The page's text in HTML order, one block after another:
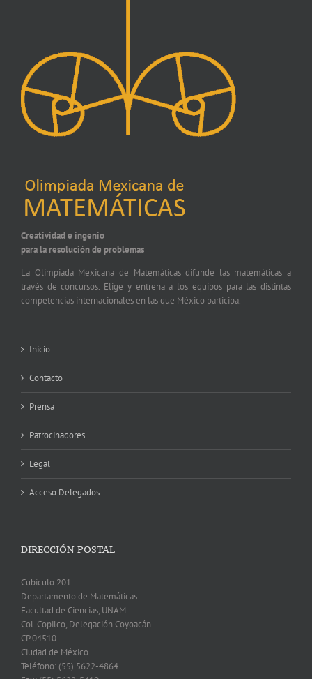
Creatividad e ingenio
para la resolución de problemas
La Olimpiada Mexicana de Matemáticas difunde las matemáticas a
través de concursos. Elige y entrena a los equipos para las distintas
competencias internacionales en las que México participa.
Inicio
Contacto
Prensa
Patrocinadores
Legal
Acceso Delegados
DIRECCIÓN POSTAL
Cubículo 201
Departamento de Matemáticas
Facultad de Ciencias, UNAM
Col. Copilco, Delegación Coyoacán
CP 04510
Ciudad de México
Teléfono: (55) 5622-4864